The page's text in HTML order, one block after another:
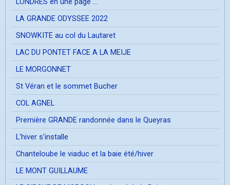
LA GRANDE ODYSSEE 2022
SNOWKITE au col du Lautaret
LAC DU PONTET FACE A LA MEIJE
LE MORGONNET
St Véran et le sommet Bucher
COL AGNEL
Première GRANDE randonnée dans le Queyras
L'hiver s'installe
Chanteloube le viaduc et la baie été/hiver
LE MONT GUILLAUME